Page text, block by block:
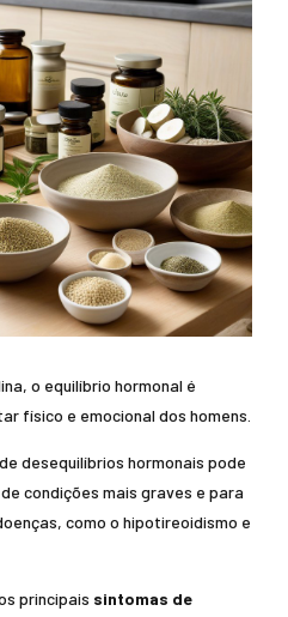
o equilíbrio hormonal é
físico e emocional dos homens.
desequilíbrios hormonais pode
condições mais graves e para
como o hipotireoidismo e
principais sintomas de